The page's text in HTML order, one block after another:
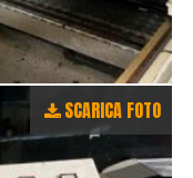
SCARICA FOTO